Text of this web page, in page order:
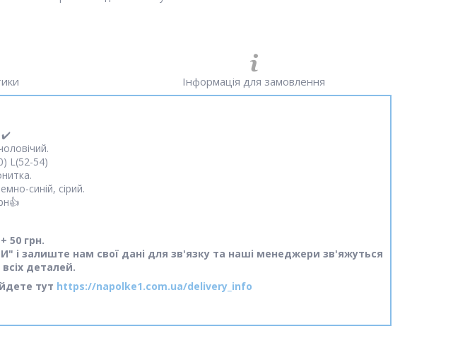
Інформація для замовлення
✔️
L(52-54)
синій, сірий.
50 грн.
і залиште нам свої дані для зв'язку та наші менеджери зв'яжуться
деталей.
тут https://napolke1.com.ua/delivery_info